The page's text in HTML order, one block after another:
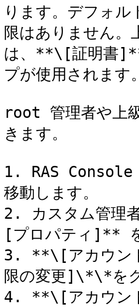
ります。デフォル
限はありません。
は、**\[証明書]**
プが使用されます。
root 管理者や上
きます。
1. RAS
移動します。
2. カスタム管
[プロパティ]**
3. **\[アカウン
限の変更]\*\*を
4. **\[アカウン